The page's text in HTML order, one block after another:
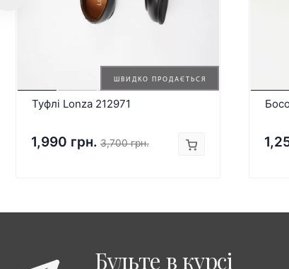
ШВИДКО ПРОДАЄТЬСЯ
Туфлі Lonza 212971
1,990 грн. 3,700 грн.
Будьте в курсі